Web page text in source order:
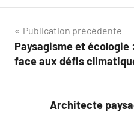
Navigation
de
Publication précédente
Paysagisme et
face aux défis
Architecte